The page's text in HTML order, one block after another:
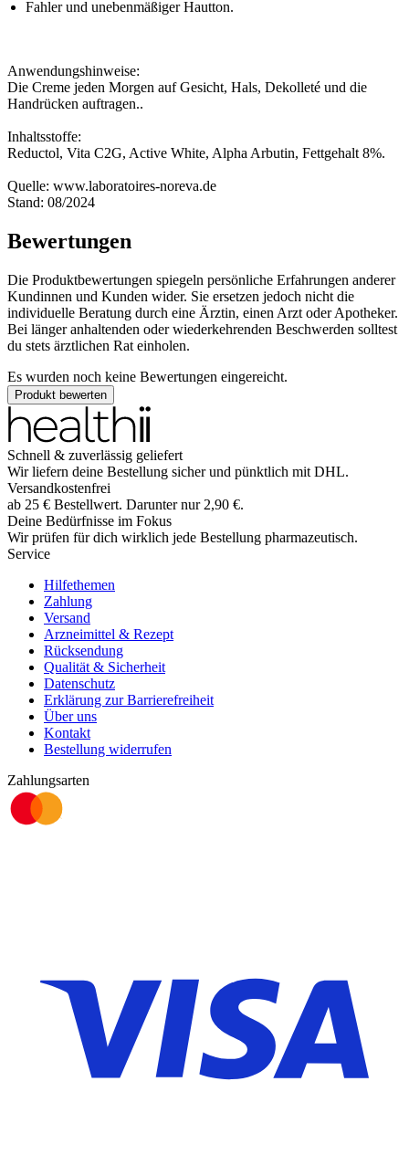
Fahler und unebenmäßiger Hautton.
Anwendungshinweise:
Die Creme jeden Morgen auf Gesicht, Hals, Dekolleté und die
Handrücken auftragen..
Inhaltsstoffe:
Reductol, Vita C2G, Active White, Alpha Arbutin, Fettgehalt 8%.
Quelle: www.laboratoires-noreva.de
Stand: 08/2024
Bewertungen
Die Produktbewertungen spiegeln persönliche Erfahrungen anderer
Kundinnen und Kunden wider. Sie ersetzen jedoch nicht die
individuelle Beratung durch eine Ärztin, einen Arzt oder Apotheker.
Bei länger anhaltenden oder wiederkehrenden Beschwerden solltest
du stets ärztlichen Rat einholen.
Es wurden noch keine Bewertungen eingereicht.
Produkt bewerten
Schnell & zuverlässig geliefert
Wir liefern deine Bestellung sicher und pünktlich mit DHL.
Versandkostenfrei
ab 25 € Bestellwert. Darunter nur 2,90 €.
Deine Bedürfnisse im Fokus
Wir prüfen für dich wirklich jede Bestellung pharmazeutisch.
Service
Hilfethemen
Zahlung
Versand
Arzneimittel & Rezept
Rücksendung
Qualität & Sicherheit
Datenschutz
Erklärung zur Barrierefreiheit
Über uns
Kontakt
Bestellung widerrufen
Zahlungsarten